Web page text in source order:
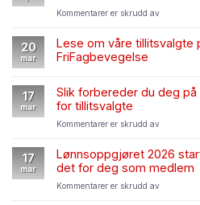
Kommentarer er skrudd avfor
for
Andresen
Karosseri
20
mar
Lese om våre tillitsvalgte
FriFagbevegelse
17
mar
Slik forbereder du deg
for tillitsvalgte
Kommentarer er skrudd avfor
forbereder
du
deg
på
17
mar
Lønnsoppgjøret 2026
det for deg som medlem
Kommentarer er skrudd avfor